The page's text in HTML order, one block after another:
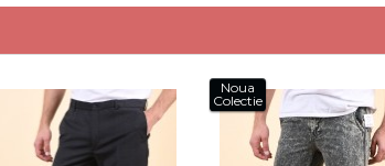
Noua
Colectie